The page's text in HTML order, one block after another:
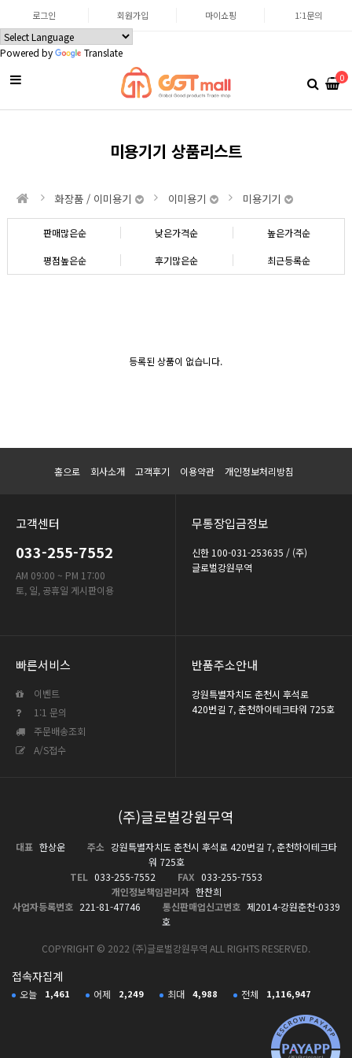
Powered by Translate
로그인 회원가입 마이쇼핑 1:1문의
0
미용기기 상품리스트
화장품 / 이미용기 이미용기 미용기기
판매많은순 낮은가격순 높은가격순
평점높은순 후기많은순 최근등록순
등록된 상품이 없습니다.
홈으로 회사소개 고객후기 이용약관 개인정보처리방침
고객센터
033-255-7552
AM 09:00 ~ PM 17:00
토, 일, 공휴일 게시판이용
무통장입금정보
신한 100-031-253635 / (주)
글로벌강원무역
빠른서비스
이벤트
1:1 문의
주문배송조회
A/S접수
반품주소안내
강원특별자치도 춘천시 후석로
420번길 7, 춘천하이테크타워 725호
(주)글로벌강원무역
대표 한상운 주소 강원특별자치도 춘천시 후석로 420번길 7, 춘천하이테크타
워 725호
TEL 033-255-7552 FAX 033-255-7553
개인정보책임관리자 한찬희
사업자등록번호 221-81-47746 통신판매업신고번호 제2014-강원춘천-0339
호
COPYRIGHT © 2022 (주)글로벌강원무역 ALL RIGHTS RESERVED.
접속자집계
오늘 1,461 어제 2,249 최대 4,988 전체 1,116,947